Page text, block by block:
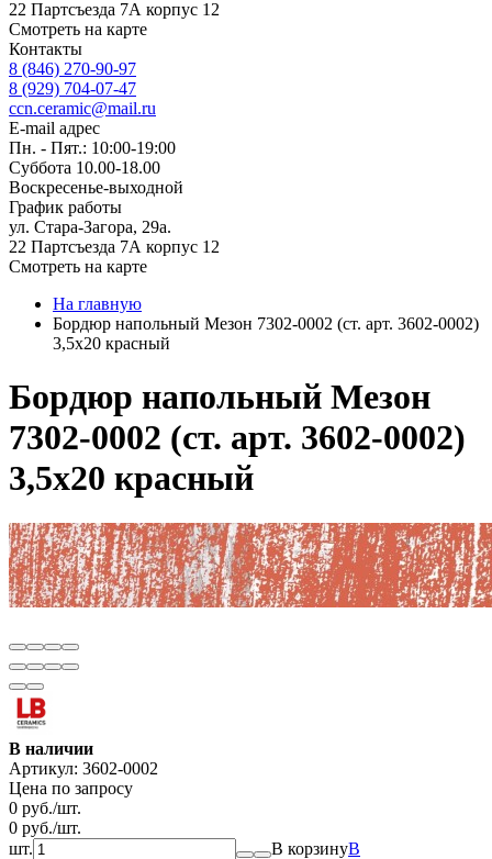
22 Партсъезда 7А корпус 12
Смотреть на карте
Контакты
8 (846) 270-90-97
8 (929) 704-07-47
ccn.ceramic@mail.ru
E-mail адрес
Пн. - Пят.: 10:00-19:00
Суббота 10.00-18.00
Воскресенье-выходной
График работы
ул. Стара-Загора, 29а.
22 Партсъезда 7А корпус 12
Смотреть на карте
На главную
Бордюр напольный Мезон 7302-0002 (ст. арт. 3602-0002)
3,5х20 красный
Бордюр напольный Мезон
7302-0002 (ст. арт. 3602-0002)
3,5х20 красный
В наличии
Артикул: 3602-0002
Цена по запросу
0 руб./шт.
0 руб./шт.
шт.
В корзинуВ